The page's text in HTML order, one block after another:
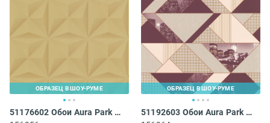
ОБРАЗЕЦ В ШОУ-РУМЕ
51176602 Обои Aura Park Avenue
ОБРАЗЕЦ В ШОУ-РУМЕ
51192603 Обои Aura Park Avenue